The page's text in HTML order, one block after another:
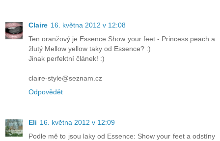
Claire 16. května 2012 v 12:08
Ten oranžový je Essence Show your feet - Princess peach a
žlutý Mellow yellow taky od Essence? :)
Jinak perfektní článek! :)
claire-style@seznam.cz
Odpovědět
Eli 16. května 2012 v 12:09
Podle mě to jsou laky od Essence: Show your feet a odstíny